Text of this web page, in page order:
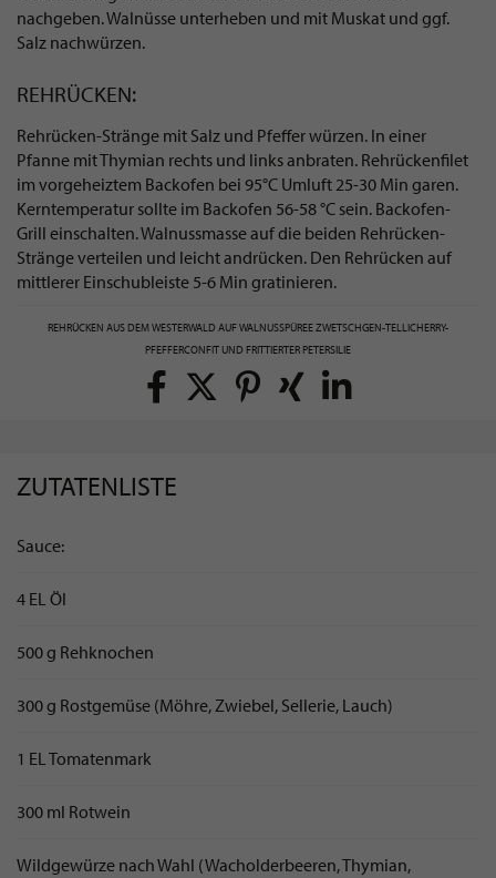
nachgeben. Walnüsse unterheben und mit Muskat und ggf.
Salz nachwürzen.
REHRÜCKEN:
Rehrücken-Stränge mit Salz und Pfeffer würzen. In einer
Pfanne mit Thymian rechts und links anbraten. Rehrückenfilet
im vorgeheiztem Backofen bei 95°C Umluft 25-30 Min garen.
Kerntemperatur sollte im Backofen 56-58 °C sein. Backofen-
Grill einschalten. Walnussmasse auf die beiden Rehrücken-
Stränge verteilen und leicht andrücken. Den Rehrücken auf
mittlerer Einschubleiste 5-6 Min gratinieren.
REHRÜCKEN AUS DEM WESTERWALD AUF WALNUSSPÜREE ZWETSCHGEN-TELLICHERRY-
PFEFFERCONFIT UND FRITTIERTER PETERSILIE
ZUTATENLISTE
Sauce:
4 EL Öl
500 g Rehknochen
300 g Rostgemüse (Möhre, Zwiebel, Sellerie, Lauch)
1 EL Tomatenmark
300 ml Rotwein
Wildgewürze nach Wahl (Wacholderbeeren, Thymian,